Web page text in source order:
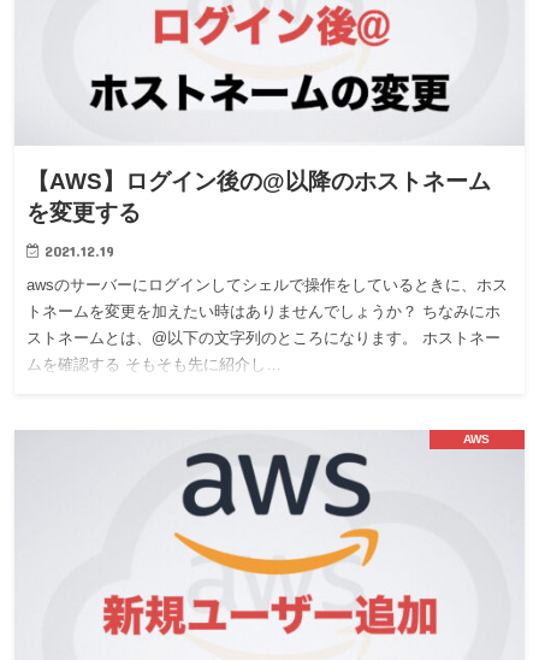
【AWS】ログイン後の@以降のホストネーム
を変更する
2021.12.19
awsのサーバーにログインしてシェルで操作をしているときに、ホス
トネームを変更を加えたい時はありませんでしょうか？ ちなみにホ
ストネームとは、@以下の文字列のところになります。 ホストネー
ムを確認する そもそも先に紹介し…
AWS